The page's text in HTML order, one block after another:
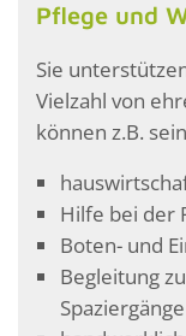
Pflege und
Sie
Vielzahl von
können z.B.
Hilfe bei der
Boten- und
Begleitung